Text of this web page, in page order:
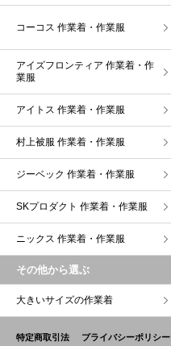
コーコス 作業着・作業服
アイズフロンティア 作業着・作
業服
アイトス 作業着・作業服
村上被服 作業着・作業服
ジーベック 作業着・作業服
SKプロダクト 作業着・作業服
ニックス 作業着・作業服
その他から選ぶ
大きいサイズの作業着
特定商取引法 プライバシーポリシー